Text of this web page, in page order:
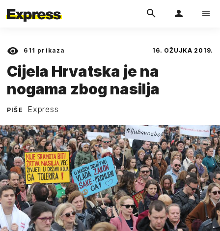
611 prikaza 16. OŽUJKA 2019.
Cijela Hrvatska je na
nogama zbog nasilja
PIŠE Express